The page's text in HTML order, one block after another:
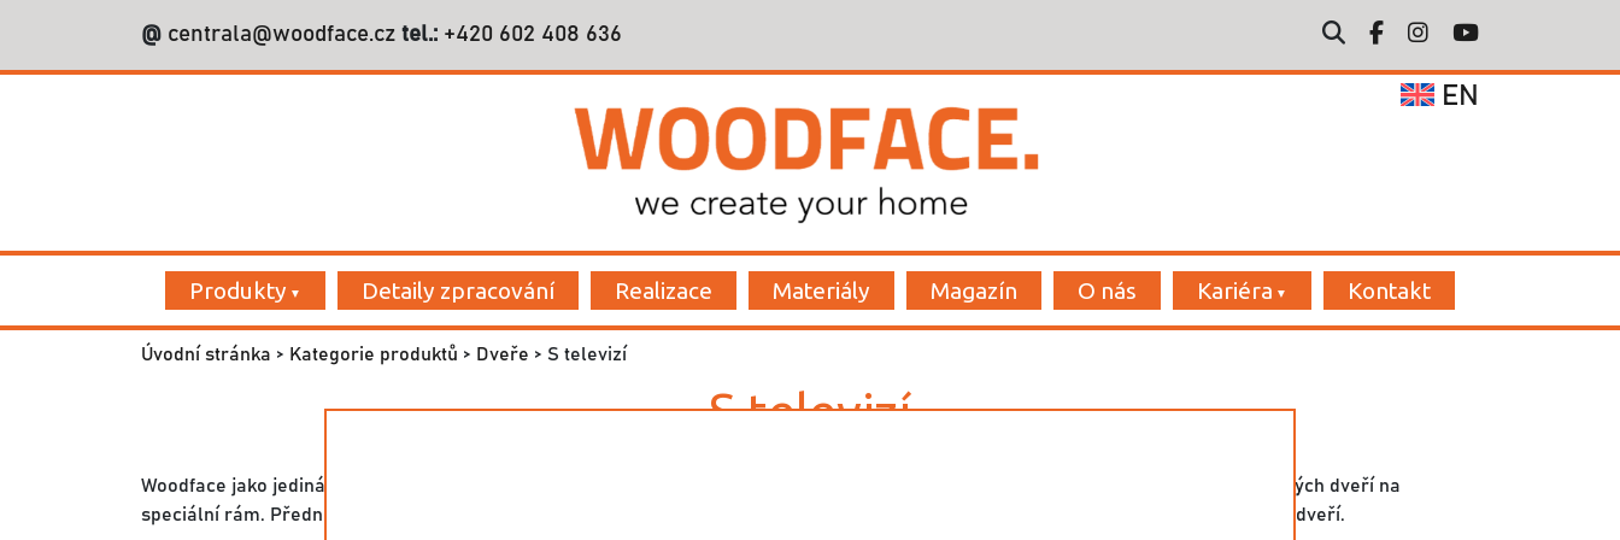
@ centrala@woodface.cz tel.: +420 602 408 636
EN
Produkty Detaily zpracování Realizace Materiály Magazín O nás Kariéra Kontakt
Úvodní stránka > Kategorie produktů > Dveře > S televizí
S televizí
Woodface jako jediná firma v Česku nabízí posuvné dveře se zabudovanou LED TV. TV zákazníka je upevněna na zadní stranu posuvných dveří na
speciální rám. Přední strana TV je tak přitisknuta na zadní stranu výplně dveří. Kabelové vedení je skryté v horní kolejnici posuvných dveří.